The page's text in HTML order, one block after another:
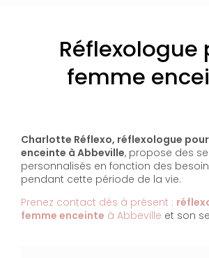
Réflexologue
femme
Charlotte Réflexo, réflexologue
enceinte à Abbeville, propose des
personnalisés en fonction des
pendant cette période de la vie.
Prenez contact dès à présent :
femme enceinte à Abbeville et son